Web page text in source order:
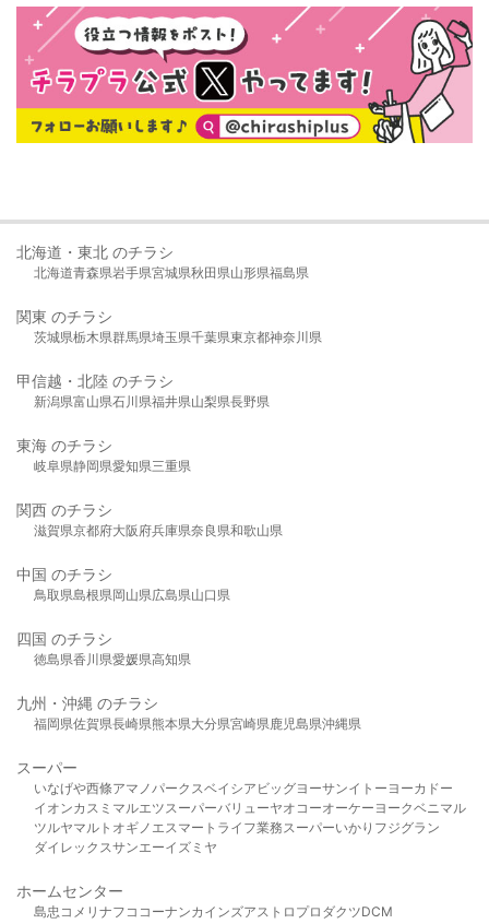
北海道・東北 のチラシ
北海道青森県岩手県宮城県秋田県山形県福島県
関東 のチラシ
茨城県栃木県群馬県埼玉県千葉県東京都神奈川県
甲信越・北陸 のチラシ
新潟県富山県石川県福井県山梨県長野県
東海 のチラシ
岐阜県静岡県愛知県三重県
関西 のチラシ
滋賀県京都府大阪府兵庫県奈良県和歌山県
中国 のチラシ
鳥取県島根県岡山県広島県山口県
四国 のチラシ
徳島県香川県愛媛県高知県
九州・沖縄 のチラシ
福岡県佐賀県長崎県熊本県大分県宮崎県鹿児島県沖縄県
スーパー
いなげや西條アマノパークスベイシア ビッグヨーサンイトーヨーカドー
イオンカスミ マルエツスーパーバリューヤオコーオーケー ヨークベニマル
ツルヤマルト オギノ エスマート ライフ業務スーパーいかり フジグラン
ダイレックスサンエーイズミヤ
ホームセンター
島忠 コメリ ナフコ コーナンカインズアストロプロダクツDCM